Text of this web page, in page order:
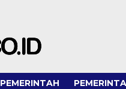
PEMERINTAH